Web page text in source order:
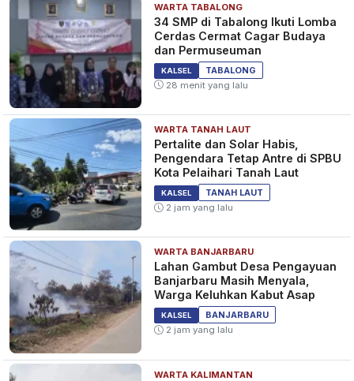
WARTA TABALONG
34 SMP di Tabalong Ikuti Lomba
Cerdas Cermat Cagar Budaya
dan Permuseuman
KALSEL
TABALONG
28 menit yang lalu
WARTA TANAH LAUT
​Pertalite dan Solar Habis,
Pengendara Tetap Antre di SPBU
Kota Pelaihari Tanah Laut
KALSEL
TANAH LAUT
2 jam yang lalu
WARTA BANJARBARU
Lahan Gambut Desa Pengayuan
Banjarbaru Masih Menyala,
Warga Keluhkan Kabut Asap
KALSEL
BANJARBARU
2 jam yang lalu
WARTA KALIMANTAN